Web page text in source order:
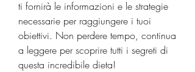
ti fornirà le informazioni e le strategie
necessarie per raggiungere i tuoi
obiettivi. Non perdere tempo, continua
a leggere per scoprire tutti i segreti di
questa incredibile dieta!